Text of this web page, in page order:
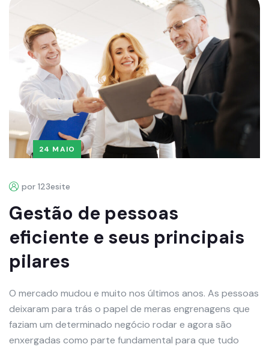
24 MAIO
por 123esite
Gestão de pessoas
eficiente e seus principais
pilares
O mercado mudou e muito nos últimos anos. As pessoas
deixaram para trás o papel de meras engrenagens que
faziam um determinado negócio rodar e agora são
enxergadas como parte fundamental para que tudo